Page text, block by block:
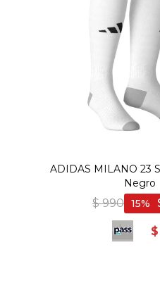
ADIDAS MILANO 23
Negro
$ 990 15
$